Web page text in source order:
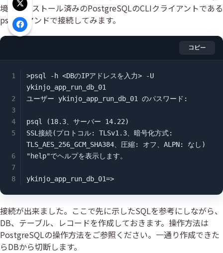
境にインストール済みのPostgreSQLのCLIクライアントである
psql コマンドで接続してみます。
コピー
>psql -h <DBのIPアドレスを入力> -U
ykinjo_app_run_db_01
ユーザー ykinjo_app_run_db_01 のパスワード:
psql (18.3、サーバー 14.22)
SSL接続(プロトコル: TLSv1.3、暗号化方式:
TLS_AES_256_GCM_SHA384、圧縮: オフ、ALPN: なし)
"help"でヘルプを表示します。
ykinjo_app_run_db_01=>
接続が出来ました。ここで先に示したSQLを参考にしながら、
DB、テーブル、レコードを作成しておきます。操作方法は
PostgreSQLの操作方法をご参照ください。一通り作成できた
らDBから切断します。
Xでシェア
Facebookでシェア